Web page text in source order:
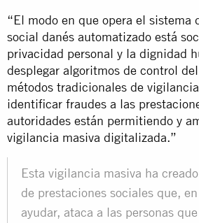
“El modo en que opera el sistema
social danés automatizado está
privacidad personal y la dignidad
desplegar algoritmos de control
métodos tradicionales de
identificar fraudes a las
autoridades están permitiendo y
vigilancia masiva digitalizada.”
Esta vigilancia masiva ha
de prestaciones sociales que,
ayudar, ataca a las personas